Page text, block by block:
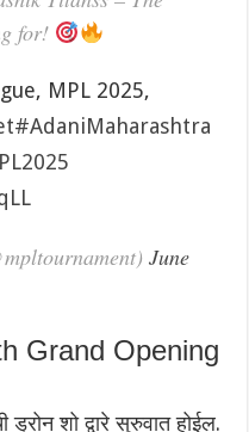
for!
MPL 2025,
#AdaniMaharashtra
June
Grand Opening
ड्रोन शो द्वारे सुरुवात होईल.